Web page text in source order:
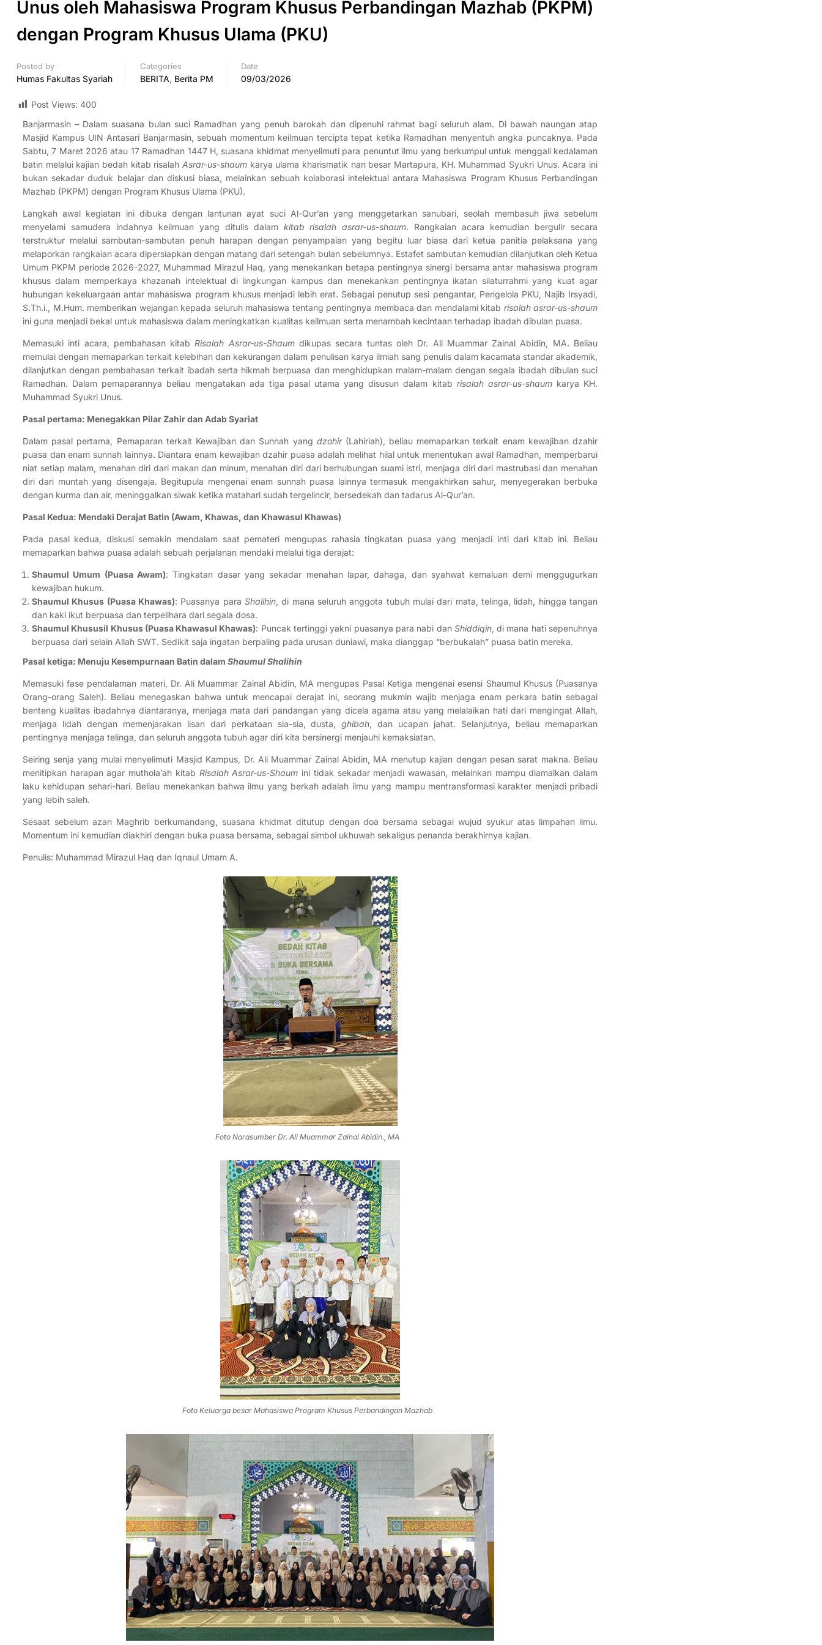
Unus oleh Mahasiswa Program Khusus Perbandingan Mazhab (PKPM)
dengan Program Khusus Ulama (PKU)
Posted by
Humas Fakultas Syariah
Categories
BERITA, Berita PM
Date
09/03/2026
Post Views: 400
Banjarmasin – Dalam suasana bulan suci Ramadhan yang penuh barokah dan dipenuhi rahmat bagi seluruh alam. Di bawah naungan atap
Masjid Kampus UIN Antasari Banjarmasin, sebuah momentum keilmuan tercipta tepat ketika Ramadhan menyentuh angka puncaknya. Pada
Sabtu, 7 Maret 2026 atau 17 Ramadhan 1447 H, suasana khidmat menyelimuti para penuntut ilmu yang berkumpul untuk menggali kedalaman
batin melalui kajian bedah kitab risalah Asrar-us-shaum karya ulama kharismatik nan besar Martapura, KH. Muhammad Syukri Unus. Acara ini
bukan sekadar duduk belajar dan diskusi biasa, melainkan sebuah kolaborasi intelektual antara Mahasiswa Program Khusus Perbandingan
Mazhab (PKPM) dengan Program Khusus Ulama (PKU).
Langkah awal kegiatan ini dibuka dengan lantunan ayat suci Al-Qur’an yang menggetarkan sanubari, seolah membasuh jiwa sebelum
menyelami samudera indahnya keilmuan yang ditulis dalam kitab risalah asrar-us-shaum. Rangkaian acara kemudian bergulir secara
terstruktur melalui sambutan-sambutan penuh harapan dengan penyampaian yang begitu luar biasa dari ketua panitia pelaksana yang
melaporkan rangkaian acara dipersiapkan dengan matang dari setengah bulan sebelumnya. Estafet sambutan kemudian dilanjutkan oleh Ketua
Umum PKPM periode 2026-2027, Muhammad Mirazul Haq, yang menekankan betapa pentingnya sinergi bersama antar mahasiswa program
khusus dalam memperkaya khazanah intelektual di lingkungan kampus dan menekankan pentingnya ikatan silaturrahmi yang kuat agar
hubungan kekeluargaan antar mahasiswa program khusus menjadi lebih erat. Sebagai penutup sesi pengantar, Pengelola PKU, Najib Irsyadi,
S.Th.i., M.Hum. memberikan wejangan kepada seluruh mahasiswa tentang pentingnya membaca dan mendalami kitab risalah asrar-us-shaum
ini guna menjadi bekal untuk mahasiswa dalam meningkatkan kualitas keilmuan serta menambah kecintaan terhadap ibadah dibulan puasa.
Memasuki inti acara, pembahasan kitabRisalah Asrar-us-Shaumdikupas secara tuntas oleh Dr. Ali Muammar Zainal Abidin, MA. Beliau
memulai dengan memaparkan terkait kelebihan dan kekurangan dalam penulisan karya ilmiah sang penulis dalam kacamata standar akademik,
dilanjutkan dengan pembahasan terkait ibadah serta hikmah berpuasa dan menghidupkan malam-malam dengan segala ibadah dibulan suci
Ramadhan. Dalam pemaparannya beliau mengatakan ada tiga pasal utama yang disusun dalam kitab risalah asrar-us-shaumkarya KH.
Muhammad Syukri Unus.
Pasal pertama: Menegakkan Pilar Zahir dan Adab Syariat
Dalam pasal pertama, Pemaparan terkait Kewajiban dan Sunnah yang dzohir(Lahiriah), beliau memaparkan terkait enam kewajiban dzahir
puasa dan enam sunnah lainnya. Diantara enam kewajiban dzahir puasa adalah melihat hilal untuk menentukan awal Ramadhan, memperbarui
niat setiap malam, menahan diri dari makan dan minum, menahan diri dari berhubungan suami istri, menjaga diri dari mastrubasi dan menahan
diri dari muntah yang disengaja. Begitupula mengenai enam sunnah puasa lainnya termasuk mengakhirkan sahur, menyegerakan berbuka
dengan kurma dan air, meninggalkan siwak ketika matahari sudah tergelincir, bersedekah dan tadarus Al-Qur’an.
Pasal Kedua: Mendaki Derajat Batin (Awam, Khawas, dan Khawasul Khawas)
Pada pasal kedua, diskusi semakin mendalam saat pemateri mengupas rahasia tingkatan puasa yang menjadi inti dari kitab ini. Beliau
memaparkan bahwa puasa adalah sebuah perjalanan mendaki melalui tiga derajat:
Shaumul Umum (Puasa Awam): Tingkatan dasar yang sekadar menahan lapar, dahaga, dan syahwat kemaluan demi menggugurkan
kewajiban hukum.
Shaumul Khusus (Puasa Khawas): Puasanya para Shalihin, di mana seluruh anggota tubuh mulai dari mata, telinga, lidah, hingga tangan
dan kaki ikut berpuasa dan terpelihara dari segala dosa.
Shaumul Khususil Khusus (Puasa Khawasul Khawas): Puncak tertinggi yakni puasanya para nabi dan Shiddiqin, di mana hati sepenuhnya
berpuasa dari selain Allah SWT. Sedikit saja ingatan berpaling pada urusan duniawi, maka dianggap “berbukalah” puasa batin mereka.
Pasal ketiga: Menuju Kesempurnaan Batin dalam Shaumul Shalihin
Memasuki fase pendalaman materi, Dr. Ali Muammar Zainal Abidin, MA mengupas Pasal Ketiga mengenai esensi Shaumul Khusus (Puasanya
Orang-orang Saleh). Beliau menegaskan bahwa untuk mencapai derajat ini, seorang mukmin wajib menjaga enam perkara batin sebagai
benteng kualitas ibadahnya diantaranya, menjaga mata dari pandangan yang dicela agama atau yang melalaikan hati dari mengingat Allah,
menjaga lidah dengan memenjarakan lisan dari perkataan sia-sia, dusta,ghibah, dan ucapan jahat. Selanjutnya, beliau memaparkan
pentingnya menjaga telinga, dan seluruh anggota tubuh agar diri kita bersinergi menjauhi kemaksiatan.
Seiring senja yang mulai menyelimuti Masjid Kampus, Dr. Ali Muammar Zainal Abidin, MA menutup kajian dengan pesan sarat makna. Beliau
menitipkan harapan agar muthola’ah kitab Risalah Asrar-us-Shaum ini tidak sekadar menjadi wawasan, melainkan mampu diamalkan dalam
laku kehidupan sehari-hari. Beliau menekankan bahwa ilmu yang berkah adalah ilmu yang mampu mentransformasi karakter menjadi pribadi
yang lebih saleh.
Sesaat sebelum azan Maghrib berkumandang, suasana khidmat ditutup dengan doa bersama sebagai wujud syukur atas limpahan ilmu.
Momentum ini kemudian diakhiri dengan buka puasa bersama, sebagai simbol ukhuwah sekaligus penanda berakhirnya kajian.
Penulis: Muhammad Mirazul Haq dan Iqnaul Umam A.
Foto Narasumber Dr. Ali Muammar Zainal Abidin., MA
Foto Keluarga besar Mahasiswa Program Khusus Perbandingan Mazhab